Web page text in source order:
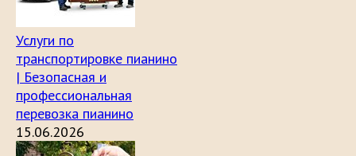
Услуги по
транспортировке пианино
| Безопасная и
профессиональная
перевозка пианино
15.06.2026